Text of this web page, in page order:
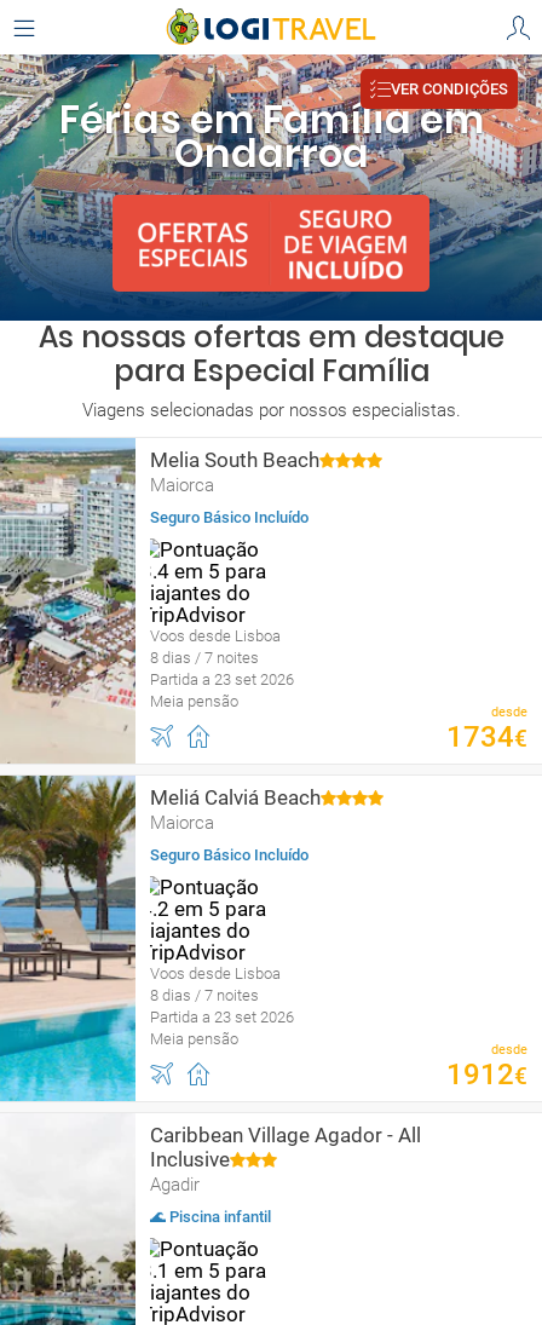
Férias em Família em
Ondarroa
VER CONDIÇÕES
As nossas ofertas em destaque
para Especial Família
Viagens selecionadas por nossos especialistas.
Melia South Beach
Maiorca
Seguro Básico Incluído
Voos desde Lisboa
8 dias / 7 noites
Partida a 23 set 2026
Meia pensão
desde
1734€
Meliá Calviá Beach
Maiorca
Seguro Básico Incluído
Voos desde Lisboa
8 dias / 7 noites
Partida a 23 set 2026
Meia pensão
desde
1912€
Caribbean Village Agador - All
Inclusive
Agadir
🌊 Piscina infantil